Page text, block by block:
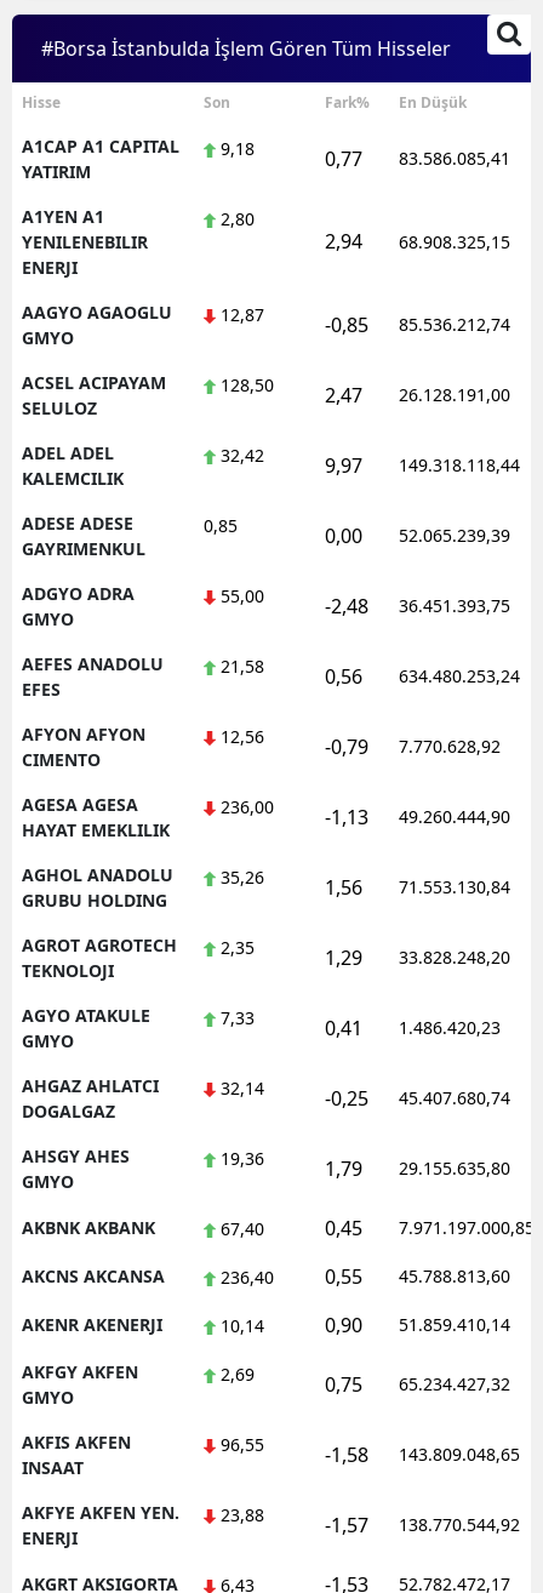
#Borsa İstanbulda İşlem Gören Tüm Hisseler
Hisse Son Fark% En Düşük
A1CAP A1 CAPITAL
YATIRIM
9,18 0,77 83.586.085,41
A1YEN A1
YENILENEBILIR
ENERJI
2,80
2,94 68.908.325,15
AAGYO AGAOGLU
GMYO
12,87 -0,85 85.536.212,74
ACSEL ACIPAYAM
SELULOZ
128,50 2,47 26.128.191,00
ADEL ADEL
KALEMCILIK
32,42 9,97 149.318.118,44
ADESE ADESE
GAYRIMENKUL
0,85 0,00 52.065.239,39
ADGYO ADRA
GMYO
55,00 -2,48 36.451.393,75
AEFES ANADOLU
EFES
21,58 0,56 634.480.253,24
AFYON AFYON
CIMENTO
12,56 -0,79 7.770.628,92
AGESA AGESA
HAYAT EMEKLILIK
236,00 -1,13 49.260.444,90
AGHOL ANADOLU
GRUBU HOLDING
35,26 1,56 71.553.130,84
AGROT AGROTECH
TEKNOLOJI
2,35 1,29 33.828.248,20
AGYO ATAKULE
GMYO
7,33 0,41 1.486.420,23
AHGAZ AHLATCI
DOGALGAZ
32,14 -0,25 45.407.680,74
AHSGY AHES
GMYO
19,36 1,79 29.155.635,80
AKBNK AKBANK 67,40 0,45 7.971.197.000,85
AKCNS AKCANSA 236,40 0,55 45.788.813,60
AKENR AKENERJI 10,14 0,90 51.859.410,14
AKFGY AKFEN
GMYO
2,69 0,75 65.234.427,32
AKFIS AKFEN
INSAAT
96,55 -1,58 143.809.048,65
AKFYE AKFEN YEN.
ENERJI
23,88 -1,57 138.770.544,92
AKGRT AKSIGORTA 6,43 -1,53 52.782.472,17